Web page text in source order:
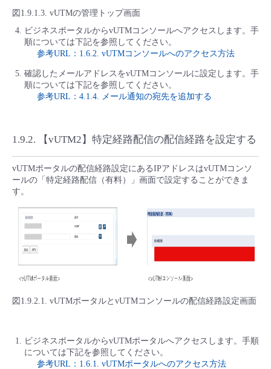
図1.9.1.3. vUTMの管理トップ画面
ビジネスポータルからvUTMコンソールへアクセスします。手
順については下記を参照してください。
参考URL：1.6.2. vUTMコンソールへのアクセス方法
確認したメールアドレスをvUTMコンソールに設定します。手
順については下記を参照してください。
参考URL：4.1.4. メール通知の宛先を追加する
1.9.2. 【vUTM2】特定経路配信の配信経路を設定する
vUTMポータルの配信経路設定にあるIPアドレスはvUTMコンソ
ールの「特定経路配信（有料）」画面で設定することができま
す。
図1.9.2.1. vUTMポータルとvUTMコンソールの配信経路設定画面
ビジネスポータルからvUTMポータルへアクセスします。手順
については下記を参照してください。
参考URL：1.6.1. vUTMポータルへのアクセス方法